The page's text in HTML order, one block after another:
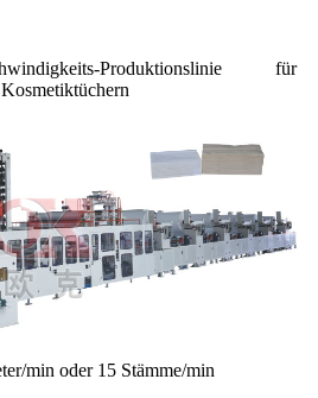
Produktionslinie für
min oder 15 Stämme/min